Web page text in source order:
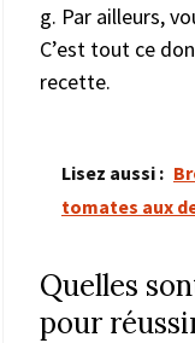
g. Par ailleurs,
C’est tout ce
recette.
Lisez aussi :
tomates aux
Quelles
pour